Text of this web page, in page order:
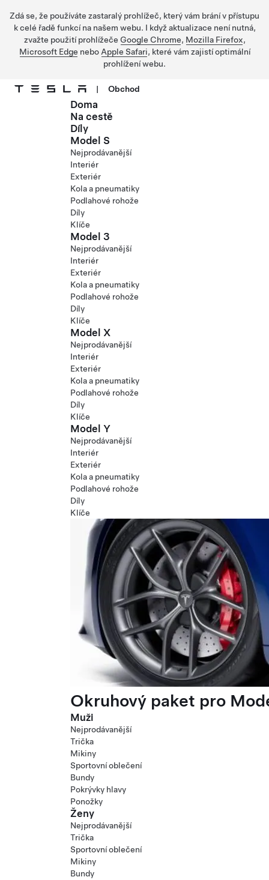
Zdá se, že používáte zastaralý prohlížeč, který vám brání v přístupu
k celé řadě funkcí na našem webu. I když aktualizace není nutná,
zvažte použití prohlížeče Google Chrome, Mozilla Firefox,
Microsoft Edge nebo Apple Safari, které vám zajistí optimální
prohlížení webu.
Přejít na hlavní obsah
| Obchod
Doma
Na cestě
Díly
Model S
Nejprodávanější
Interiér
Exteriér
Kola a pneumatiky
Podlahové rohože
Díly
Klíče
Model 3
Nejprodávanější
Interiér
Exteriér
Kola a pneumatiky
Podlahové rohože
Díly
Klíče
Model X
Nejprodávanější
Interiér
Exteriér
Kola a pneumatiky
Podlahové rohože
Díly
Klíče
Model Y
Nejprodávanější
Interiér
Exteriér
Kola a pneumatiky
Podlahové rohože
Díly
Klíče
Okruhový paket pro
Muži
Nejprodávanější
Trička
Mikiny
Sportovní oblečení
Bundy
Pokrývky hlavy
Ponožky
Ženy
Nejprodávanější
Trička
Sportovní oblečení
Mikiny
Bundy